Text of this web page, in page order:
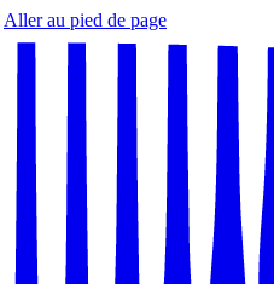
Aller au pied de page